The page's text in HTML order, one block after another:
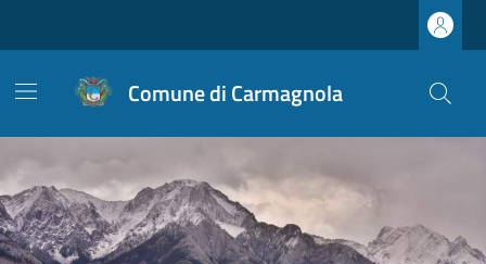
Comune di Carmagnola